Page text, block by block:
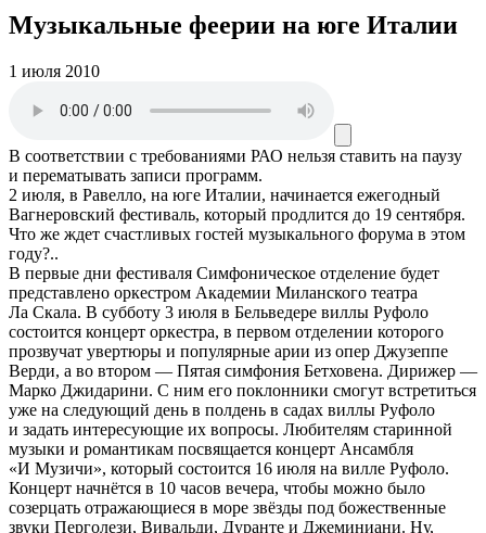
Музыкальные феерии на юге Италии
1 июля 2010
В соответствии с требованиями РАО нельзя ставить на паузу
и перематывать записи программ.
2 июля, в Равелло, на юге Италии, начинается ежегодный
Вагнеровский фестиваль, который продлится до 19 сентября.
Что же ждет счастливых гостей музыкального форума в этом
году?..
В первые дни фестиваля Симфоническое отделение будет
представлено оркестром Академии Миланского театра
Ла Скала. В субботу 3 июля в Бельведере виллы Руфоло
состоится концерт оркестра, в первом отделении которого
прозвучат увертюры и популярные арии из опер Джузеппе
Верди, а во втором — Пятая симфония Бетховена. Дирижер —
Марко Джидарини. С ним его поклонники смогут встретиться
уже на следующий день в полдень в садах виллы Руфоло
и задать интересующие их вопросы. Любителям старинной
музыки и романтикам посвящается концерт Ансамбля
«И Музичи», который состоится 16 июля на вилле Руфоло.
Концерт начнётся в 10 часов вечера, чтобы можно было
созерцать отражающиеся в море звёзды под божественные
звуки Перголези, Вивальди, Дуранте и Джеминиани. Ну,